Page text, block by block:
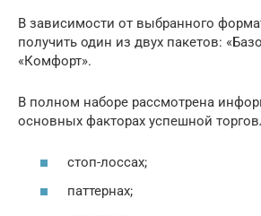
В зависимости от выбранного
получить один из двух пакетов:
«Комфорт».
В полном наборе рассмотрена
основных факторах успешной
стоп-лоссах;
паттернах;